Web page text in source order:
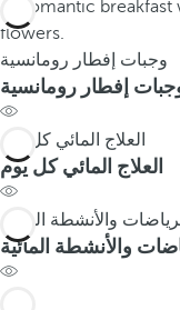
وجبات إفطار رومانسية
إفطار رومانسية
العلاج المائي كل يوم
العلاج المائي كل يوم
والأنشطة المائية
والأنشطة المائية